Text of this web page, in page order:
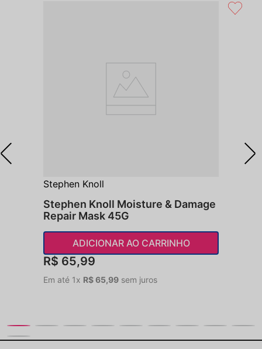
Stephen Knoll
Stephen Knoll Moisture & Damage
Repair Mask 45G
ADICIONAR AO CARRINHO
R$ 65,99
Em até 1x R$65,99 sem juros